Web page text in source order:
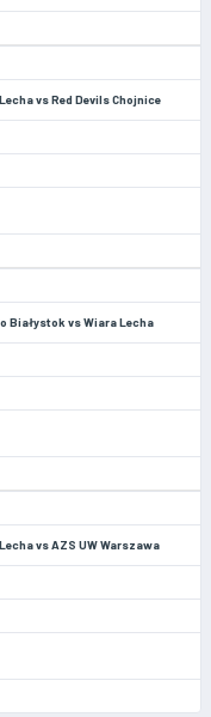
vs Red Devils Chojnice
Białystok vs Wiara Lecha
vs AZS UW Warszawa